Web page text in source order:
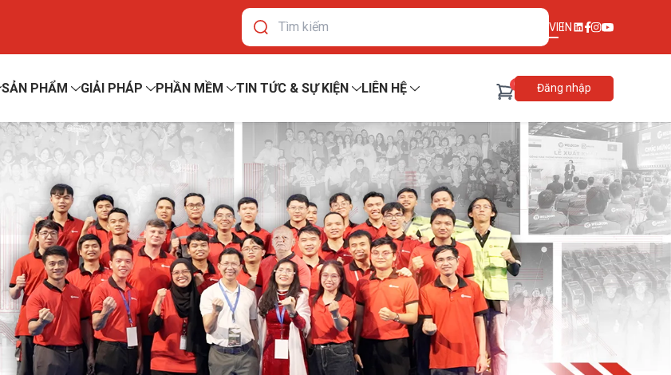
VIEN
SẢN PHẨM GIẢI PHÁP PHẦN MỀM TIN TỨC & SỰ KIỆN LIÊN HỆ 0 Đăng nhập